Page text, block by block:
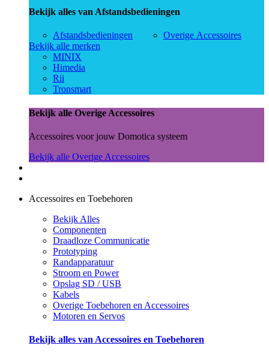
Bekijk alles van Afstandsbedieningen
Afstandsbedieningen
Overige Accessoires
Bekijk alle merken
MINIX
Himedia
Rii
Tronsmart
Bekijk alle Overige Accessoires
Accessoires voor jouw Domotica systeem
Bekijk alle Overige Accessoires
Accessoires en Toebehoren
Bekijk Alles
Componenten
Draadloze Communicatie
Prototyping
Randapparatuur
Stroom en Power
Opslag SD / USB
Kabels
Overige Toebehoren en Accessoires
Motoren en Servos
Bekijk alles van Accessoires en Toebehoren